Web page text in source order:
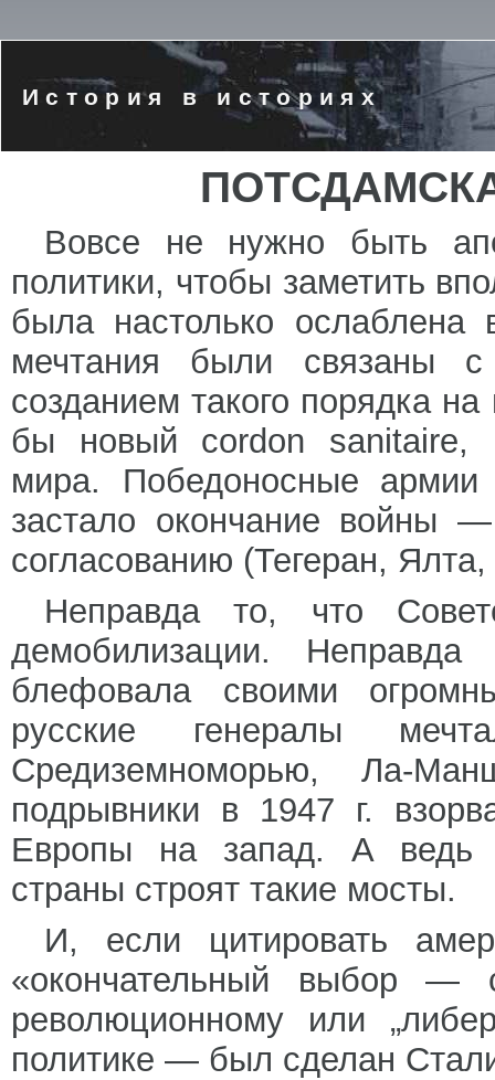
История в историях
Вовсе не нужно быть
политики, чтобы заметить
была настолько ослаблена
мечтания были связаны с
созданием такого порядка
бы новый cordon sanitaire,
мира. Победоносные армии
застало окончание
согласованию (Тегеран,
Неправда то, что
демобилизации.
блефовала своими
русские генералы
Средиземноморью, Ла-
подрывники в 1947 г.
Европы на запад. А ведь
страны строят такие мосты.
И, если цитировать
«окончательный выбор —
революционному или
политике — был сделан